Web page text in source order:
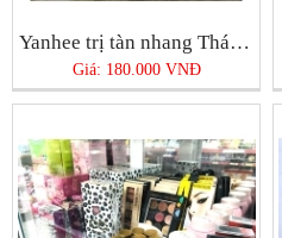
Yanhee trị tàn nhang Thái Lan
Giá: 180.000 VNĐ